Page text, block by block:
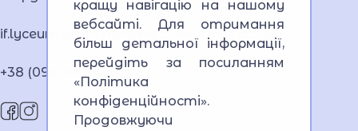
if.lyceum.bsnpv.mvs@lyceum-if.mvs.gov.ua
+38 (096) 080 3121
кращу навігацію на нашому
вебсайті. Для отримання
більш детальної інформації,
перейдіть за посиланням
«Політика
конфіденційності».
Продовжуючи